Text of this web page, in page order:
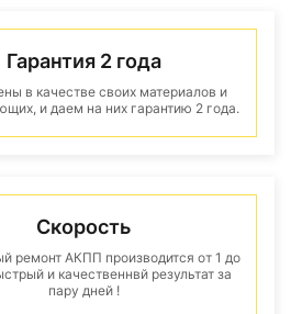
Гарантия 2 года
в качестве своих материалов и
и даем на них гарантию 2 года.
Скорость
ремонт АКПП производится от 1 до
и качественнвй результат за
пару дней !